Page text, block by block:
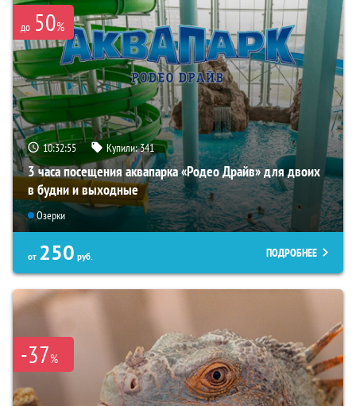
до 50%
10:32:54 Купили:341
3 часа посещения аквапарка «Родео Драйв» для двоих
в будни и выходные
Озерки
от 250 руб. ПОДРОБНЕЕ
-37%